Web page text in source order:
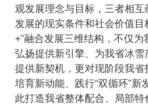
观发展理念与目标，三者相
发展的现实条件和社会价值目
+”融合发展三维结构，不仅
弘扬提供新引擎、为我省冰
提供新契机，更对现阶段我省
培育新动能、践行“双循环”新
此打造我省整体配合、局部特